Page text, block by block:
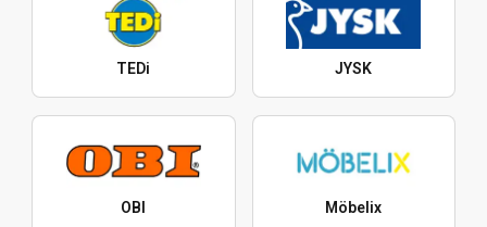
TEDi JYSK
OBI Möbelix